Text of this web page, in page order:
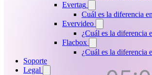
Evertag
Cuál es la diferencia
Evervideo
¿Cuál es la diferencia
Flacbox
¿Cuál es la diferencia
Soporte
Legal